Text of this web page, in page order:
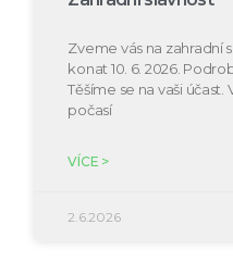
Zveme vás na zahradní
konat 10. 6. 2026.
Těšíme se na vaši
počasí
VÍCE >
2.6.2026